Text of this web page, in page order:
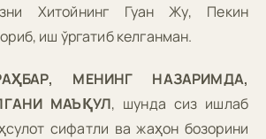
Хитойнинг Гуан Жу, Пекин
иш ўргатиб келганман.
МЕНИНГ НАЗАРИМДА,
МАЪҚУЛ, шунда сиз ишлаб
сифатли ва жаҳон бозорини